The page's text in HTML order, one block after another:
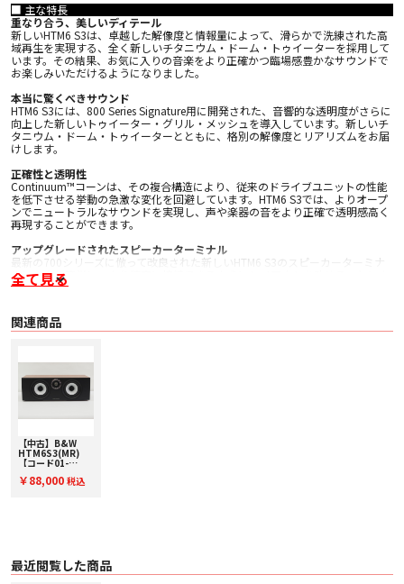
■ 主な特長
重なり合う、美しいディテール
新しいHTM6 S3は、卓越した解像度と情報量によって、滑らかで洗練された高
域再生を実現する、全く新しいチタニウム・ドーム・トゥイーターを採用して
います。その結果、お気に入りの音楽をより正確かつ臨場感豊かなサウンドで
お楽しみいただけるようになりました。
本当に驚くべきサウンド
HTM6 S3には、800 Series Signature用に開発された、音響的な透明度がさらに
向上した新しいトゥイーター・グリル・メッシュを導入しています。新しいチ
タニウム・ドーム・トゥイーターとともに、格別の解像度とリアリズムをお届
けします。
正確性と透明性
Continuum™コーンは、その複合構造により、従来のドライブユニットの性能
を低下させる挙動の急激な変化を回避しています。HTM6 S3では、よりオープ
ンでニュートラルなサウンドを実現し、声や楽器の音をより正確で透明感高く
再現することができます。
アップグレードされたスピーカーターミナル
最新の700シリーズに倣って改良された新しいHTM6 S3のスピーカーターミナ
ルは、より簡単に、より確実に接続できるようにレイアウトを改めることによ
り、アンプとスピーカー間の信号伝送の品質を高めています。
〇 技術的特徴
・ Flowport™
〇 仕様 2ウェイ・バスレフ型
〇 ドライブ・ユニット
・ 25mm チタニウム・ドーム・トゥイーター
〇 周波数レスポンス（基準値に対し±3dB） 72Hz - 28kHz
〇 感度（軸上 1m / 2.83Vrms） 87dB
〇 高調波歪
・ 2次および3次高調波（90dB、軸上1m）
・ 1%未満（100Hz - 22kHz）
・ 高さ：160 mm
・ 幅：480 mm
全て見る
関連商品
【中古】B&W
HTM6S3(MR)
【コード01-
スピーカー
￥88,000 税込
最近閲覧した商品